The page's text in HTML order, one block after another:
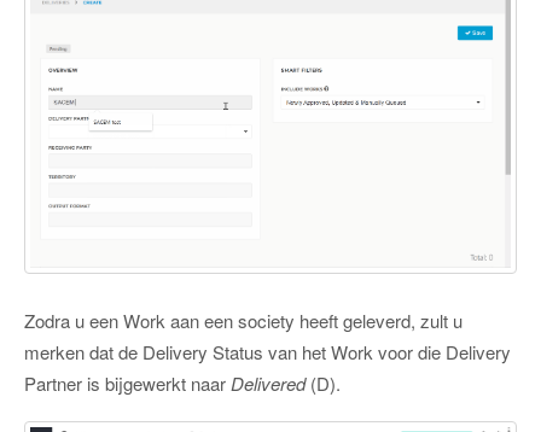
Zodra u een Work aan een society heeft geleverd, zult u
merken dat de Delivery Status van het Work voor die Delivery
Partner is bijgewerkt naar Delivered(D).